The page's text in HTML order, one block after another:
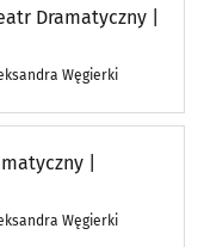
Dramatyczny |
Węgierki
|
Węgierki